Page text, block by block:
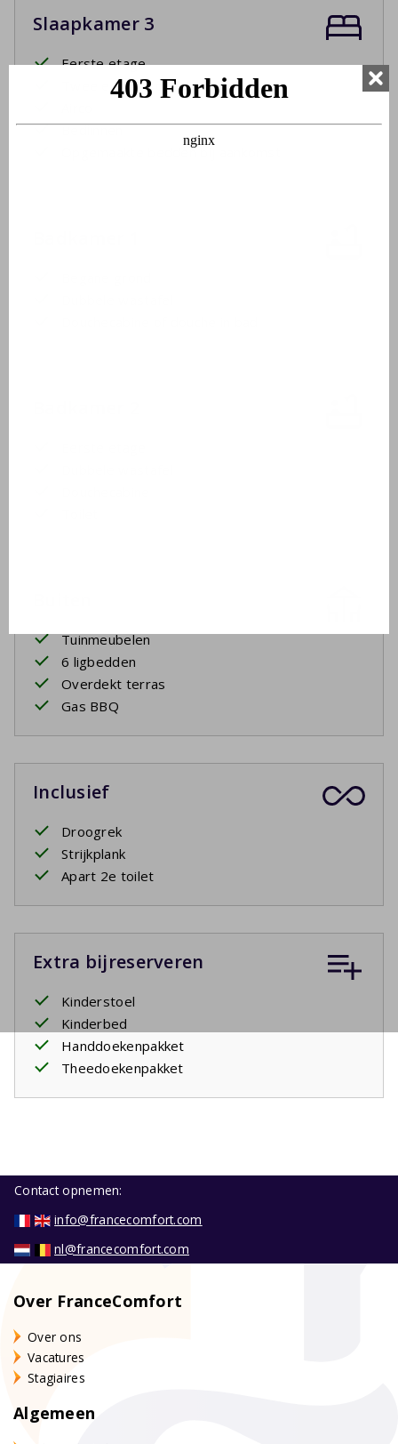
Slaapkamer 3
Eerste etage
Twee eenpersoonsbedden
Bedlinnen
Opgemaakte bedden bij aankomst
Tuinmeubelen
6 ligbedden
Overdekt terras
Gas BBQ
Inclusief
Droogrek
Strijkplank
Apart 2e toilet
Extra bijreserveren
Kinderstoel
Kinderbed
Handdoekenpakket
Theedoekenpakket
Contact opnemen:
info@francecomfort.com
nl@francecomfort.com
Over FranceComfort
Over ons
Vacatures
Stagiaires
Algemeen